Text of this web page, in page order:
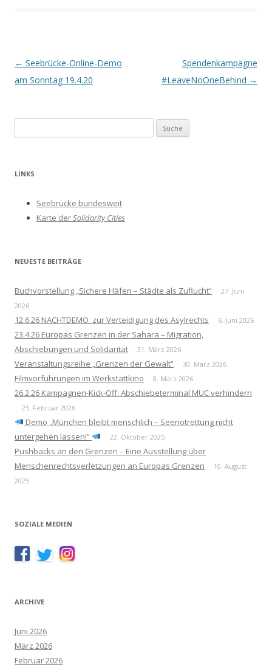
Beitrags-
Navigation
← Seebrücke-Online-Demo
am Sonntag 19.4.20
Spendenkampagne
#LeaveNoOneBehind →
u
h
:
LINKS
Seebrücke bundesweit
Karte derSolidarity Cities
NEUESTE BEITRÄGE
Buchvorstellung „Sichere Häfen – Städte als Zuflucht“
27. Juni
2026
12.6.26 NACHTDEMO zur Verteidigung des Asylrechts 6. Juni 2026
23.4.26 Europas Grenzen in der Sahara – Migration,
Abschiebungen und Solidarität
31. März 2026
Veranstaltungsreihe „Grenzen der Gewalt“ 30. März 2026
Filmvorführungen im Werkstattkino 8. März 2026
26.2.26 Kampagnen-Kick-Off: Abschiebeterminal MUC verhindern
25. Februar 2026
Demo „München bleibt menschlich – Seenotrettung nicht
untergehen lassen!“
22. Oktober 2025
Pushbacks an den Grenzen – Eine Ausstellung über
Menschenrechtsverletzungen an Europas Grenzen
10. August
2025
SOZIALE MEDIEN
ARCHIVE
Juni 2026
März 2026
Februar 2026